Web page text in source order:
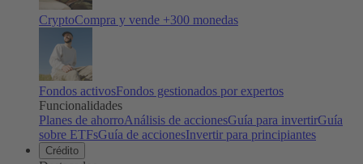
CryptoCompra y vende +300 monedas
Fondos activosFondos gestionados por expertos
Funcionalidades
Planes de ahorroAnálisis de accionesGuía para invertirGuía
sobre ETFsGuía de accionesInvertir para principiantes
Crédito